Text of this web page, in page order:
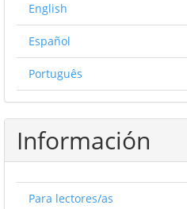
English
Español
Português
Información
Para lectores/as